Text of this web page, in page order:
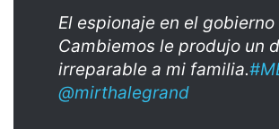
El espionaje en el gobierno
Cambiemos le produjo un
irreparable a mi familia.
@mirthalegrand